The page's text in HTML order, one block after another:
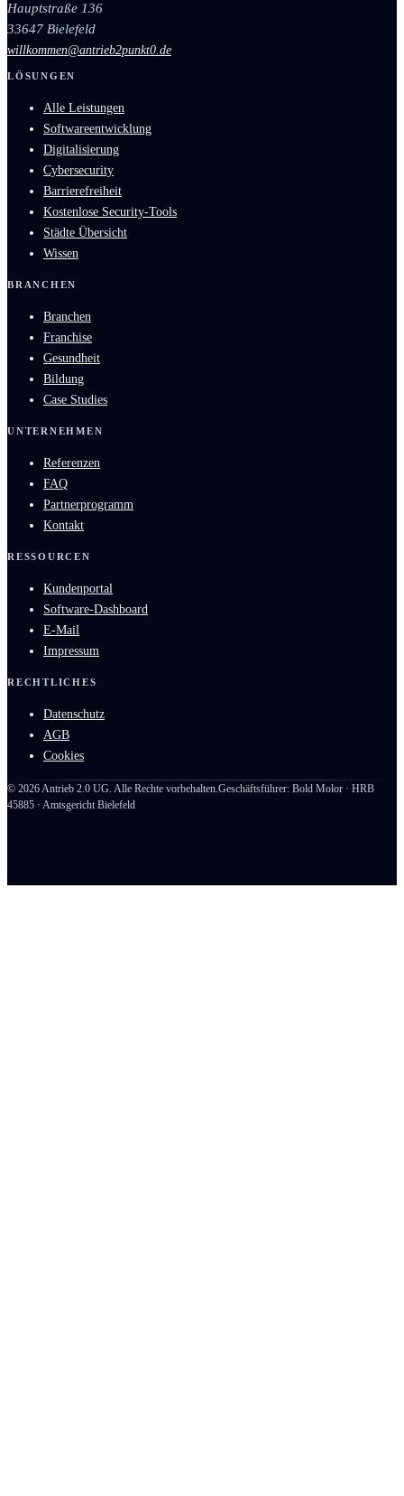
Hauptstraße 136
33647 Bielefeld
willkommen@antrieb2punkt0.de
LÖSUNGEN
Alle Leistungen
Softwareentwicklung
Digitalisierung
Cybersecurity
Barrierefreiheit
Kostenlose Security-Tools
Städte Übersicht
Wissen
BRANCHEN
Branchen
Franchise
Gesundheit
Bildung
Case Studies
UNTERNEHMEN
Referenzen
FAQ
Partnerprogramm
Kontakt
RESSOURCEN
Kundenportal
Software-Dashboard
E-Mail
Impressum
RECHTLICHES
Datenschutz
AGB
Cookies
© 2026Antrieb 2.0 UG. Alle Rechte vorbehalten.Geschäftsführer: Bold Molor · HRB
45885 · Amtsgericht Bielefeld